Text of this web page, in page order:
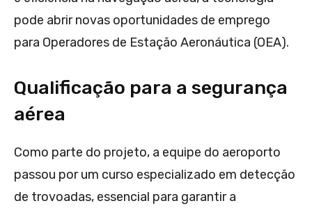
pode abrir novas oportunidades de emprego
para Operadores de Estação Aeronáutica (OEA).
Qualificação para a segurança
aérea
Como parte do projeto, a equipe do aeroporto
passou por um curso especializado em detecção
de trovoadas, essencial para garantir a